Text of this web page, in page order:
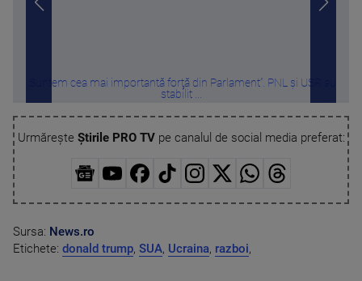
„Suntem cea mai importantă forţă din Parlament”. PNL și USR au
stabilit ...
Urmărește Știrile PRO TVpe canalul de social media preferat:
Sursa: News.ro
Etichete: donald trump, SUA, Ucraina, razboi,